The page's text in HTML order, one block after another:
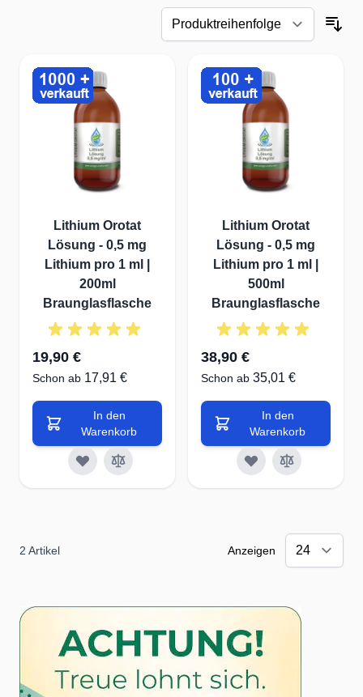
Lithium Orotat
Lösung - 0,5 mg
Lithium pro 1 ml |
200ml
Braunglasflasche
19,90 €
Schon ab 17,91 €
In den
Warenkorb
Lithium Orotat
Lösung - 0,5 mg
Lithium pro 1 ml |
500ml
Braunglasflasche
38,90 €
Schon ab 35,01 €
In den
Warenkorb
2 Artikel Anzeigen